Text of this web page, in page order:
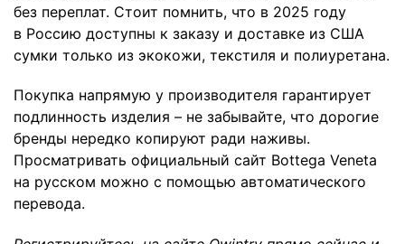
без переплат. Стоит помнить, что в 2025 году
в Россию доступны к заказу и доставке из США
сумки только из экокожи, текстиля и полиуретана.
Покупка напрямую у производителя гарантирует
подлинность изделия – не забывайте, что дорогие
бренды нередко копируют ради наживы.
Просматривать официальный сайт Bottega Veneta
на русском можно с помощью автоматического
перевода.